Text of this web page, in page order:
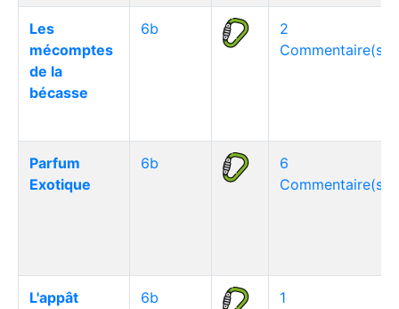
Les
mécomptes
de la
bécasse
6b
2
Commentaire(s)
Parfum
Exotique
6b
6
Commentaire(s)
L'appât
6b
1